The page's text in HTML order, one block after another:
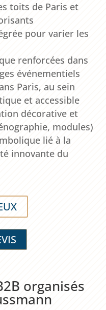
toits de Paris et
pour varier les
renforcées dans
événementiels
Paris, au sein
et accessible
décorative et
modules)
lié à la
innovante du
organisés